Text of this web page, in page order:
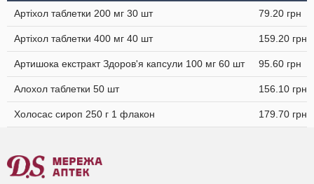
Артіхол таблетки 200 мг 30 шт 79.20 грн
Артіхол таблетки 400 мг 40 шт 159.20 грн
Артишока екстракт Здоров'я капсули 100 мг 60 шт 95.60 грн
Алохол таблетки 50 шт 156.10 грн
Холосас сироп 250 г 1 флакон 179.70 грн